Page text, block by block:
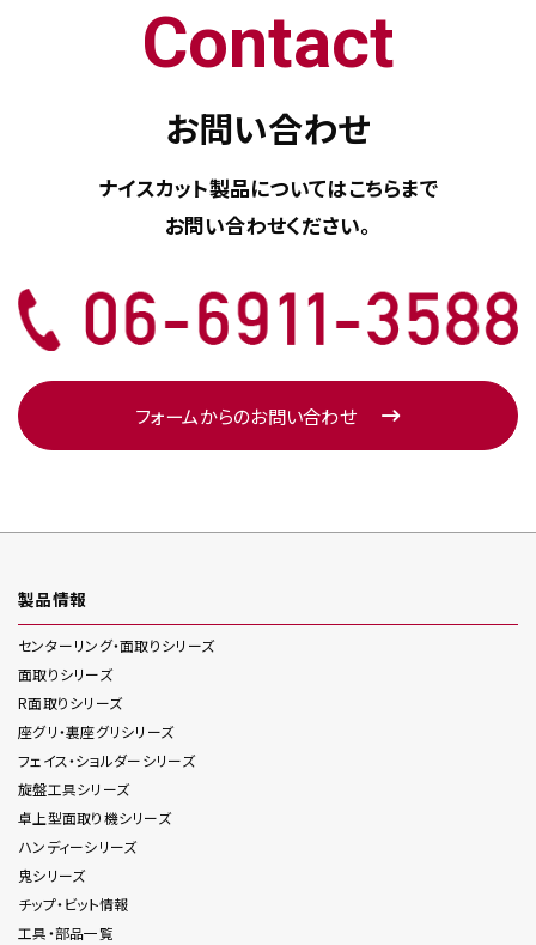
Contact
お問い合わせ
ナイスカット製品についてはこちらまで
お問い合わせください。
フォームからのお問い合わせ
製品情報
センターリング・面取りシリーズ
面取りシリーズ
R面取りシリーズ
座グリ・裏座グリシリーズ
フェイス・ショルダーシリーズ
旋盤工具シリーズ
卓上型面取り機シリーズ
ハンディーシリーズ
鬼シリーズ
チップ・ビット情報
工具・部品一覧